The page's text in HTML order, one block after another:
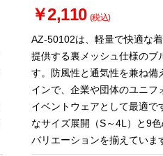
￥2,110 (税込)
AZ-50102は、軽量で快適な
提供する裏メッシュ仕様のブ
す。防風性と通気性を兼ね備
インで、企業や団体のユニフ
イベントウェアとして最適で
なサイズ展開（S～4L）と9
バリエーションを揃えていま